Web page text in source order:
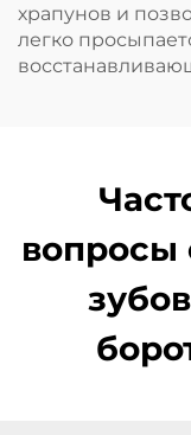
храпунов и
легко
вопросы